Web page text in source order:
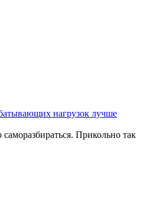
нагрузок лучше
Прикольно так